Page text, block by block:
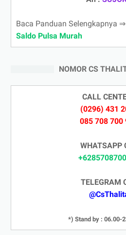
Baca Panduan Selengkapnya ⇒
Saldo Pulsa Murah
NOMOR CS
CALL
(0296) 431
085 708 700
WHATSAPP
TELEGRAM
*) Stand by : 06.00-